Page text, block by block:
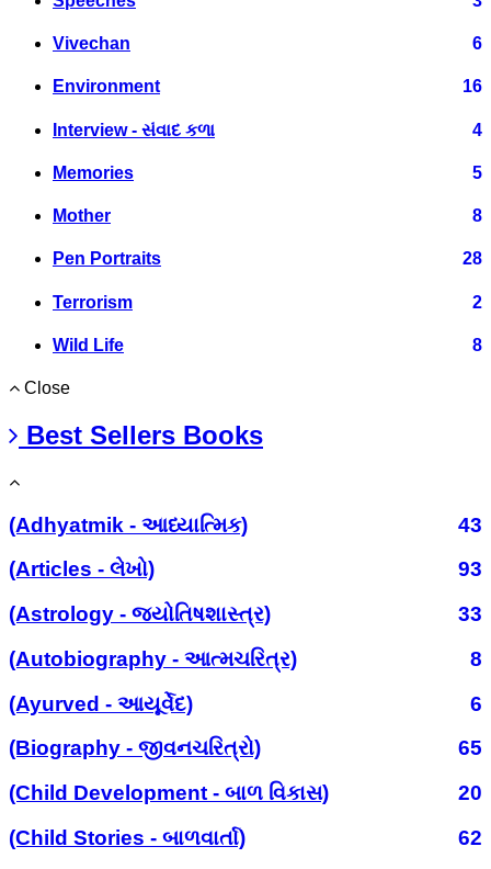
Vivechan 6
Environment 16
Interview - સંવાદ કળા 4
Memories 5
Mother 8
Pen Portraits 28
Terrorism 2
Wild Life 8
Close
Best Sellers Books
(Adhyatmik - આધ્યાત્મિક)
43
(Articles - લેખો)
93
(Astrology - જ્યોતિષશાસ્ત્ર)
33
(Autobiography - આત્મચરિત્ર)
8
(Ayurved - આયૂર્વેદ)
6
(Biography - જીવનચરિત્રો)
65
(Child Development - બાળ વિકાસ)
20
(Child Stories - બાળવાર્તા)
62